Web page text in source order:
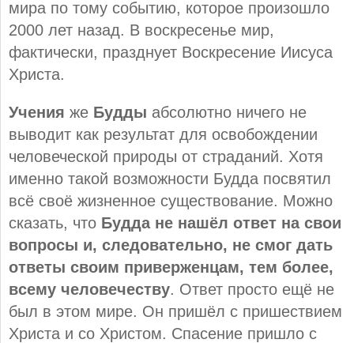
мира по тому событию, которое произошло
2000 лет назад. В воскресенье мир,
фактически, празднует Воскресение Иисуса
Христа.
Учения же Будды абсолютно ничего не
выводит как результат для освобождении
человеческой природы от страданий. Хотя
именно такой возможности Будда посвятил
всё своё жизненное существование. Можно
сказать, что Будда не нашёл ответ на свои
вопросы и, следовательно, не смог дать
ответы своим приверженцам, тем более,
всему человечеству. Ответ просто ещё не
был в этом мире. Он пришёл с пришествием
Христа и со Христом. Спасение пришло с